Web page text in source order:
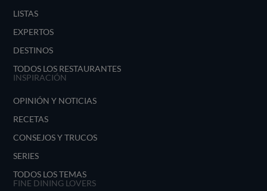
LISTAS
EXPERTOS
DESTINOS
TODOS LOS RESTAURANTES
INSPIRACIÓN
OPINIÓN Y NOTICIAS
RECETAS
CONSEJOS Y TRUCOS
SERIES
TODOS LOS TEMAS
FINE DINING LOVERS